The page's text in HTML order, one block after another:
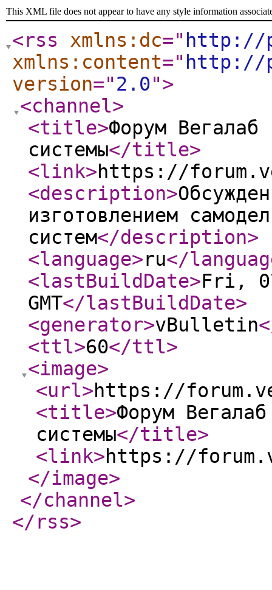
This XML file does not appear to have any style information
<rss xmlns:dc=" http://
xmlns:content=" http://
version="2.0">
<channel>
<title>Форум Вегалаб
системы</title>
<link>https://
<description>
изготовлением
систем</description>
<language>ru</
<lastBuildDate>Fri,
GMT</lastBuildDate>
<generator>vBulletin
<ttl>60</ttl>
<image>
<url>https://
<title>Форум
системы</title>
<link>https://
</image>
</channel>
</rss>